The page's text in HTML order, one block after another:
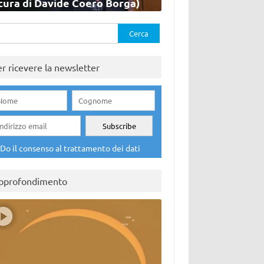
ricevere la newsletter
Do il consenso al trattamento dei dati